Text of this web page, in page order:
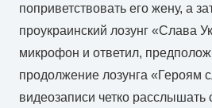
поприветствовать его жену, а
проукраинский лозунг «Слава
микрофон и ответил,
продолжение лозунга «Героям
видеозаписи четко